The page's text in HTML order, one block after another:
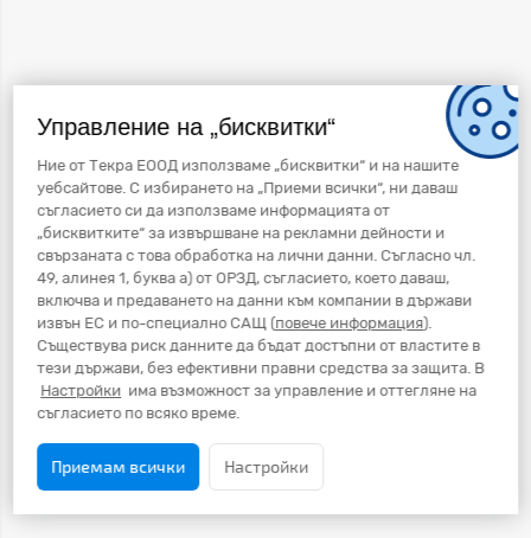
Управление на „бисквитки“
Ние от Текра ЕООД използваме „бисквитки“ и на нашите
уебсайтове. С избирането на „Приеми всички“, ни даваш
съгласието си да използваме информацията от
„бисквитките“ за извършване на рекламни дейности и
свързаната с това обработка на лични данни. Съгласно чл.
49, алинея 1, буква а) от ОРЗД, съгласието, което даваш,
включва и предаването на данни към компании в държави
извън ЕС и по-специално САЩ (повече информация).
Съществува риск данните да бъдат достъпни от властите в
тези държави, без ефективни правни средства за защита. В
Настройки има възможност за управление и оттегляне на
съгласието по всяко време.
Приемам всички Настройки